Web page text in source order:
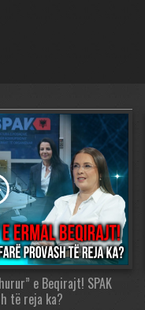
e Beqirajt! SPAK
të reja ka?